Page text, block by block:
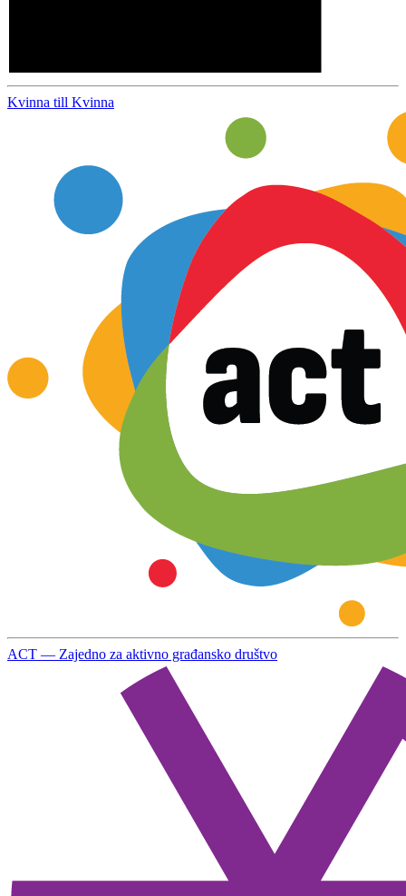
Kvinna till Kvinna
ACT — Zajedno za aktivno građansko društvo